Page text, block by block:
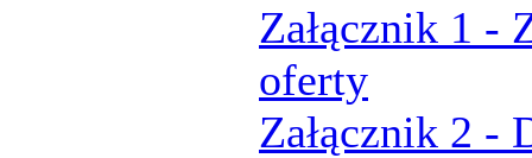
Załącznik 1 -
oferty
Załącznik 2 -